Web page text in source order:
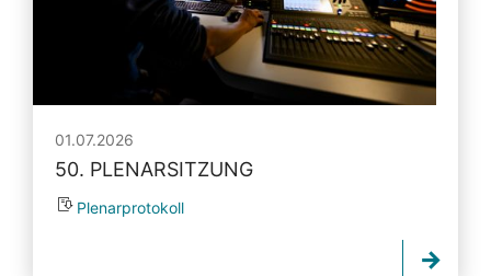
01.07.2026
50. PLENARSITZUNG
Plenarprotokoll